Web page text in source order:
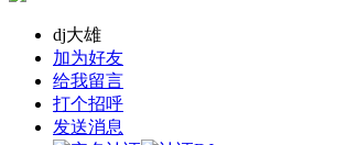
dj大雄
加为好友
给我留言
打个招呼
发送消息